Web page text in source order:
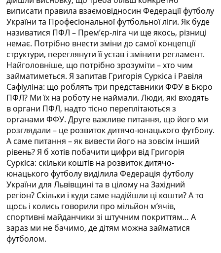
Рейтинг ФИФА
ТВ программа
виписати правила взаємовідносин Федерації футболу
України та Професіональної футбольної ліги. Як буде
називатися ПФЛ – Прем’єр-ліга чи ще якось, різниці
немає. Потрібно внести зміни до самої концепції
структури, переглянути її устав і змінити регламент.
Найголовніше, що потрібно зрозуміти – хто чим
займатиметься. Я запитав Григорія Суркіса і Равіля
Сафіуліна: що роблять три представники ФФУ в Бюро
ПФЛ? Ми їх на роботу не наймали. Люди, які входять
в органи ПФЛ, надто тісно переплітаються з
органами ФФУ. Друге важливе питання, що його ми
розглядали – це розвиток дитячо-юнацького футболу.
А саме питання – як вивести його на зовсім інший
рівень? Я б хотів побачити цифри від Григорія
Суркіса: скільки коштів на розвиток дитячо-
юнацького футболу виділила Федерація футболу
України для Львівщині та в цілому на Західний
регіон? Скільки і куди саме надійшли ці кошти? А то
щось і колись говорили про мільйон м’ячів,
спортивні майданчики зі штучним покриттям… А
зараз ми не бачимо, де дітям можна займатися
футболом.